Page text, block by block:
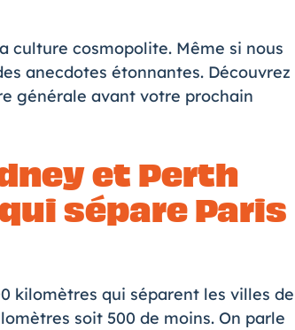
culture cosmopolite. Même si nous
anecdotes étonnantes. Découvrez
générale avant votre prochain
et Perth
sépare Paris
kilomètres qui séparent les villes de
soit 500 de moins. On parle